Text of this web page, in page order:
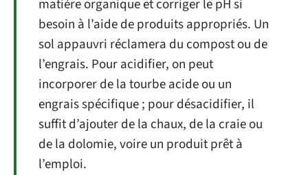
matière organique et corriger le pH si
besoin à l’aide de produits appropriés. Un
sol appauvri réclamera du compost ou de
l’engrais. Pour acidifier, on peut
incorporer de la tourbe acide ou un
engrais spécifique ; pour désacidifier, il
suffit d’ajouter de la chaux, de la craie ou
de la dolomie, voire un produit prêt à
l’emploi.